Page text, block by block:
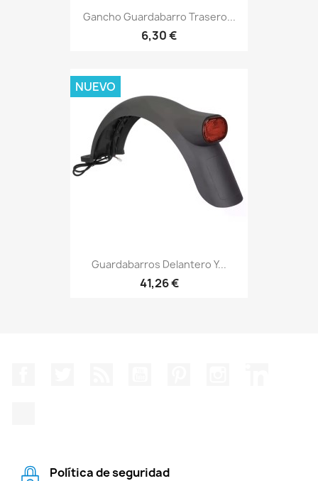
Gancho Guardabarro Trasero...
6,30 €
Guardabarros Delantero Y...
41,26 €
NUEVO
Política de seguridad